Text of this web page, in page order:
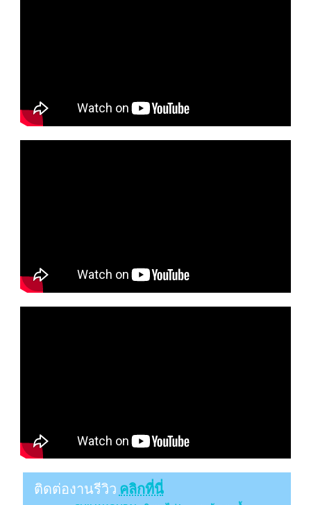
ติดต่องานรีวิว คลิกที่นี่